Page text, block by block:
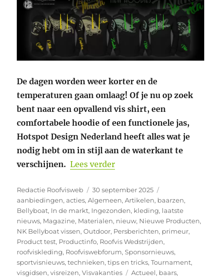
De dagen worden weer korter en de
temperaturen gaan omlaag! Of je nu op zoek
bent naar een opvallend vis shirt, een
comfortabele hoodie of een functionele jas,
Hotspot Design Nederland heeft alles wat je
nodig hebt om in stijl aan de waterkant te
verschijnen. Lees verder“Warme kleding bij
Auteur
Redactie Roofvisweb
Geplaatst
op
30 september 2025
aanbiedingen,acties,Algemeen,Artikelen, baarzen,
Bellyboat, In de markt, Ingezonden, kleding, laatste
nieuws, Magazine, Materialen, nieuw, Nieuwe Producten,
NK Bellyboat vissen,Outdoor, Persberichten, primeur,
Product test, Productinfo, Roofvis Wedstrijden,
roofviskleding, Roofviswebforum,Sponsornieuws,
sportvisnieuws,technieken,tips en tricks,Tournament,
visgidsen,visreizen,Visvakanties Tags
Actueel, baars,